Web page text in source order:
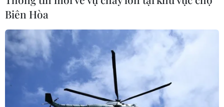
Tổ chức Y tế Thế giới (WHO) đã coi BA.2.86 là 1 trong 7
biến thể đang được giám sát ở cấp thấp nhất trong hệ
thống theo dõi 3 cấp của cơ quan Liên hợp quốc.
Biên Hòa